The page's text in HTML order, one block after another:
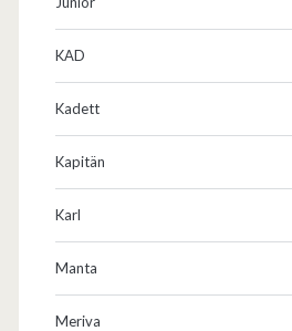
KAD
Kadett
Kapitän
Karl
Manta
Meriva